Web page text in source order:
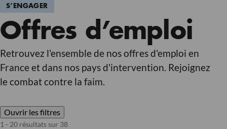
S’ENGAGER
Offres d’emploi
Retrouvez l'ensemble de nos offres d'emploi en
France et dans nos pays d'intervention. Rejoignez
le combat contre la faim.
Ouvrir les filtres
Pays
Pays
Pays
Pays
Métier
Métier
Métier
Métier
Type de contrat
Réinitialiser
1 - 20 résultats sur 38